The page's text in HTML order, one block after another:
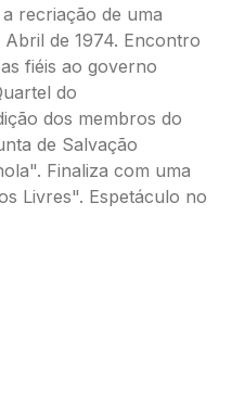
recriação de uma
de 1974. Encontro
fiéis ao governo
do
dos membros do
de Salvação
Finaliza com uma
Livres". Espetáculo no